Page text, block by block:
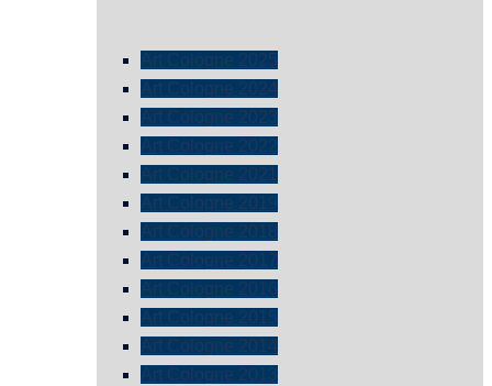
Art Cologne 2025
Art Cologne 2024
Art Cologne 2023
Art Cologne 2022
Art Cologne 2021
Art Cologne 2019
Art Cologne 2018
Art Cologne 2017
Art Cologne 2016
Art Cologne 2015
Art Cologne 2014
Art Cologne 2013